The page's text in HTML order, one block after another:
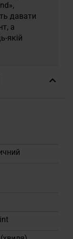
давати
а
якій